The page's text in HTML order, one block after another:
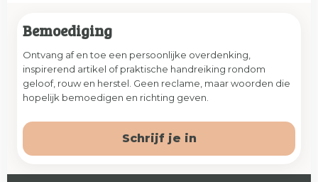
Bemoediging
Ontvang af en toe een persoonlijke overdenking,
inspirerend artikel of praktische handreiking rondom
geloof, rouw en herstel. Geen reclame, maar woorden die
hopelijk bemoedigen en richting geven.
Schrijf je in